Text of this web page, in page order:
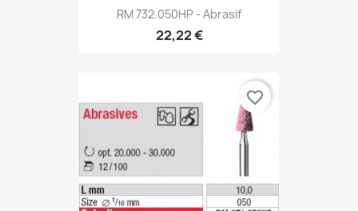
RM 732.050HP - Abrasif
22,22 €
favorite_border